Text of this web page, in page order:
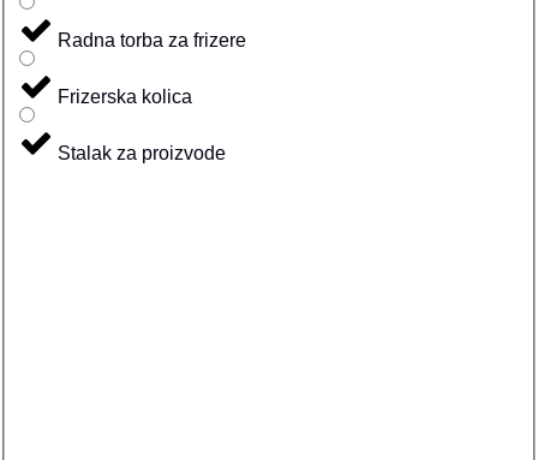
Radna torba za frizere
Frizerska kolica
Stalak za proizvode